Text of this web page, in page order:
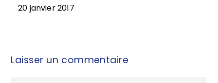
20 janvier 2017
Laisser un commentaire